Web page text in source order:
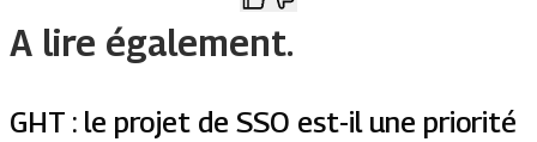
A lire également.
GHT : le projet de SSO est-il une priorité